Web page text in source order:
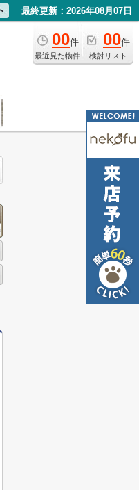
最終更新：2026年08月07日
00件
最近見た物件
00件
検討リスト